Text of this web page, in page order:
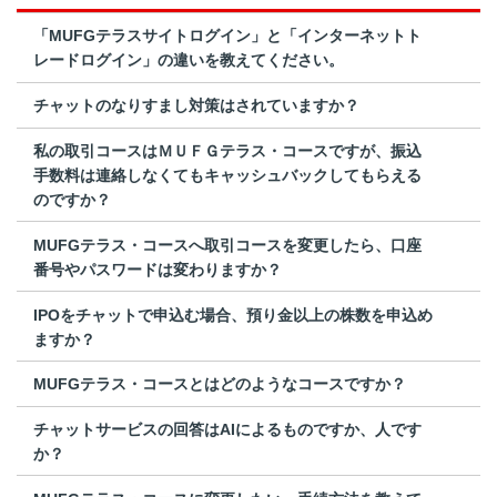
「MUFGテラスサイトログイン」と「インターネットト
レードログイン」の違いを教えてください。
チャットのなりすまし対策はされていますか？
私の取引コースはＭＵＦＧテラス・コースですが、振込
手数料は連絡しなくてもキャッシュバックしてもらえる
のですか？
MUFGテラス・コースへ取引コースを変更したら、口座
番号やパスワードは変わりますか？
IPOをチャットで申込む場合、預り金以上の株数を申込め
ますか？
MUFGテラス・コースとはどのようなコースですか？
チャットサービスの回答はAIによるものですか、人です
か？